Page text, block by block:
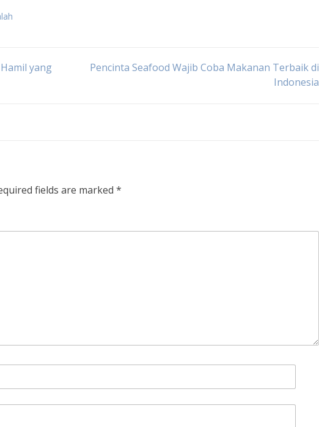
yang
Pencinta Seafood Wajib Coba Makanan Terbaik di
Indonesia
fields are marked *